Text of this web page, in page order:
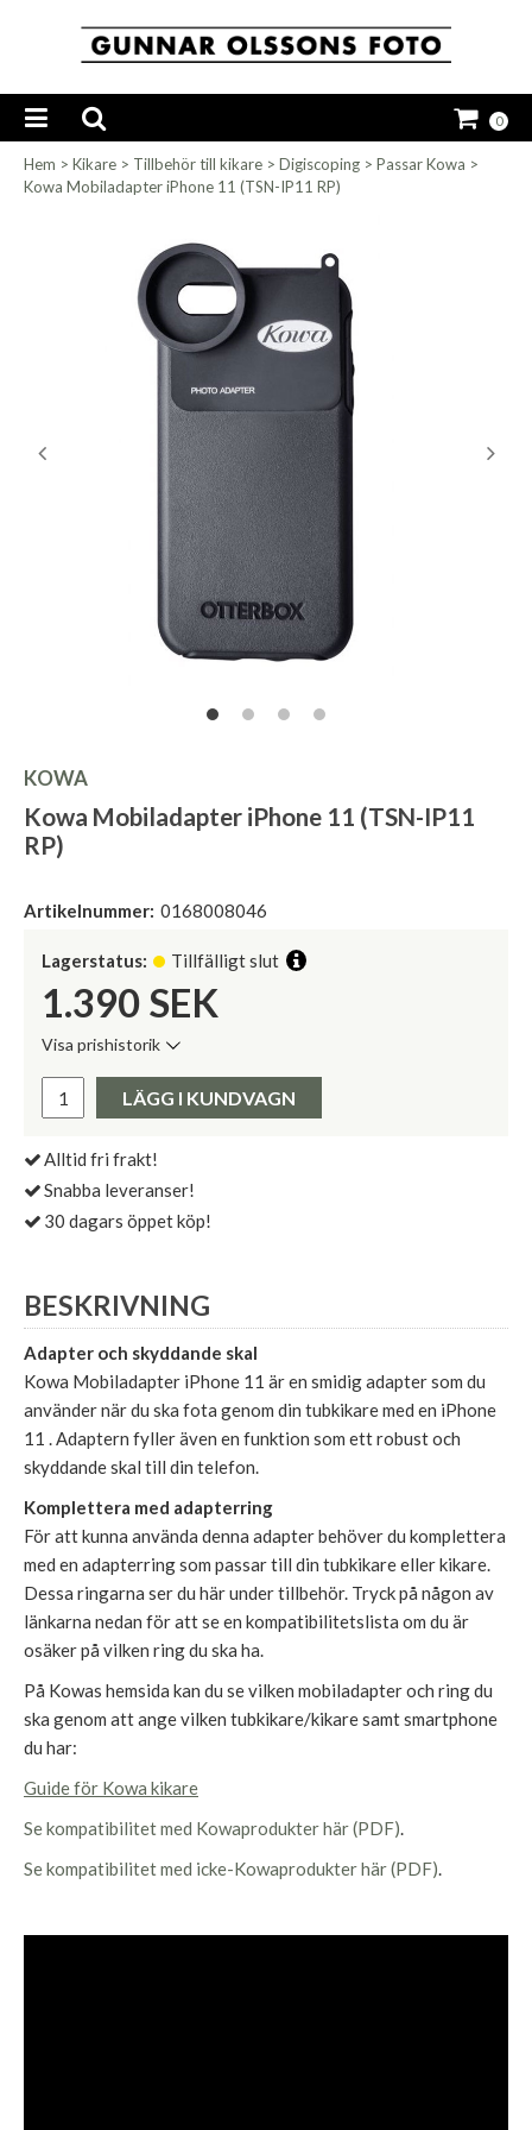
0
Hem > Kikare > Tillbehör till kikare > Digiscoping > Passar Kowa >
Kowa Mobiladapter iPhone 11 (TSN-IP11 RP)
KOWA
Kowa Mobiladapter iPhone 11 (TSN-IP11
RP)
Artikelnummer: 0168008046
Lagerstatus: Tillfälligt slut
1.390 SEK
Visa prishistorik
Pris:
LÄGG I KUNDVAGN
Alltid fri frakt!
Snabba leveranser!
30 dagars öppet köp!
BESKRIVNING
Adapter och skyddande skal
Kowa Mobiladapter iPhone 11 är en smidig adapter som du
använder när du ska fota genom din tubkikare med en iPhone
11 . Adaptern fyller även en funktion som ett robust och
skyddande skal till din telefon.
Komplettera med adapterring
För att kunna använda denna adapter behöver du komplettera
med en adapterring som passar till din tubkikare eller kikare.
Dessa ringarna ser du här under tillbehör. Tryck på någon av
länkarna nedan för att se en kompatibilitetslista om du är
osäker på vilken ring du ska ha.
På Kowas hemsida kan du se vilken mobiladapter och ring du
ska genom att ange vilken tubkikare/kikare samt smartphone
du har:
Guide för Kowa kikare
Se kompatibilitet med Kowaprodukter här (PDF).
Se kompatibilitet med icke-Kowaprodukter här (PDF).